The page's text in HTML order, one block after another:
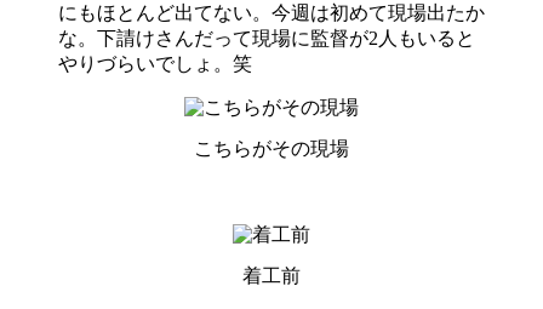
にもほとんど出てない。今週は初めて現場出たか
な。下請けさんだって現場に監督が2人もいると
やりづらいでしょ。笑
こちらがその現場
着工前